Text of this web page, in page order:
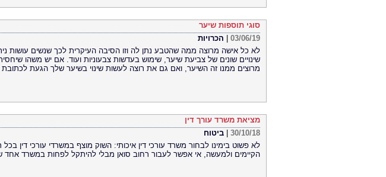
סוגי תוספות שיער
03/06/19
הכרויות
לא כל אישה מרוצה ממה שהטבע נתן לה וזו הסיבה העיקרית לכך שנשים עושות
שינויים שונים של צביעת שיער, שימוש בעדשות צבעוניות ועוד. אם יש משהו
מרוצים ממנו זה השיער, ואם גם את רוצה לעשות שינוי בשיער שלך הגעת לכתובת
מציאת משרד עורך דין
30/10/18
ביטוח
לא פשוט בימינו לבחור משרד עורכי דין איכותי: השוק מוצף במשרדי עורכי דין
הקיימים ולמעשה, אי אפשר לעבור רחוב סואן מבלי להיתקל לפחות במשרד אחד